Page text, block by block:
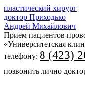
пластический хирург
доктор Приходько
Андрей Михайлович
Прием пациентов
«Университетская
телефону: 8 (423)
позвонить лично